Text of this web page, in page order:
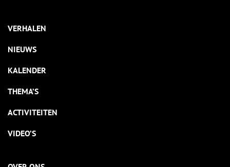
VERHALEN
NIEUWS
KALENDER
THEMA’S
ACTIVITEITEN
VIDEO’S